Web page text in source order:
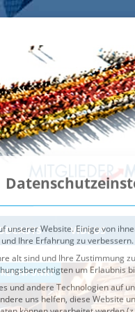
VIDEOS
unserer Website. Einige von
Ihre Erfahrung zu verbessern.
alt sind und Ihre Zustimmung
um Erlaubnis
und andere Technologien auf
uns helfen, diese Website
können verarbeitet werden (z.
und Inhalte oder Anzeigen-
Verwendung Ihrer Daten finden
Service-Gruppen, für
Speichern
Alle